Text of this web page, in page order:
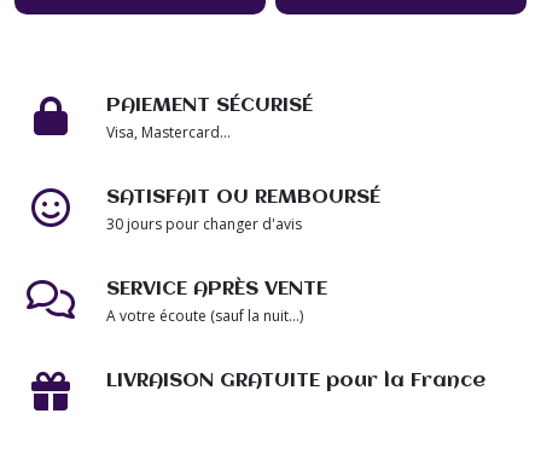
femme
PAIEMENT SÉCURISÉ
Visa, Mastercard...
SATISFAIT OU REMBOURSÉ
30 jours pour changer d'avis
SERVICE APRÈS VENTE
A votre écoute (sauf la nuit...)
LIVRAISON GRATUITE pour la France